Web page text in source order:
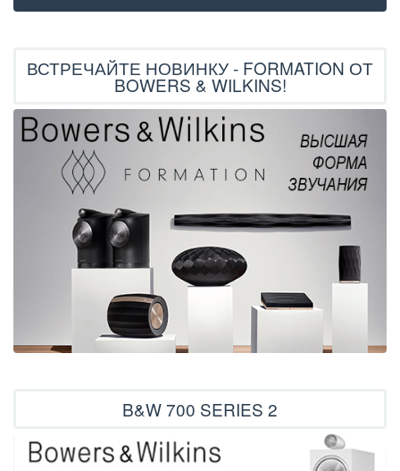
ВСТРЕЧАЙТЕ НОВИНКУ - FORMATION ОТ
BOWERS & WILKINS!
B&W 700 SERIES 2